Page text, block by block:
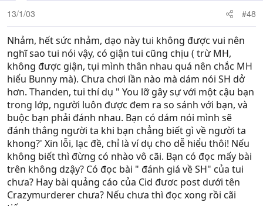
13/1/03 #48
Nhảm, hết sức nhảm, dạo này tui không được vui nên
nghĩ sao tui nói vậy, có giận tui cũng chịu ( trừ MH,
không được giận, tụi mình thân nhau quá nên chắc MH
hiểu Bunny mà). Chưa chơi lần nào mà dám nói SH dở
hơn. Thanden, tui thí dụ " You lỡ gây sự với một cậu bạn
trong lớp, người luôn được đem ra so sánh với bạn, và
buộc bạn phải đánh nhau. Bạn có dám nói mình sẽ
đánh thắng người ta khi bạn chẳng biết gì về người ta
khong?' Xin lỗi, lạc đề, chỉ là ví dụ cho dễ hiểu thôi! Nếu
không biết thì đừng có nhào vô cãi. Bạn có đọc mấy bài
trên không dzậy? Có đọc bài " đánh giá về SH" của tui
chưa? Hay bài quảng cáo của Cid đươc post dưới tên
Crazymurderer chưa? Nếu chưa thì đọc xong rồi cãi